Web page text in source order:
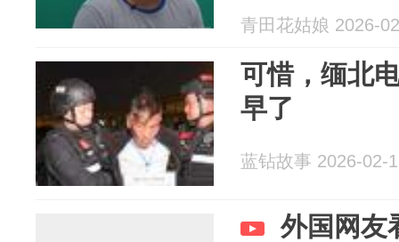
青田花姑娘 2026-
可惜，缅北
早了
蓝钻故事 2026-02-
外国网友